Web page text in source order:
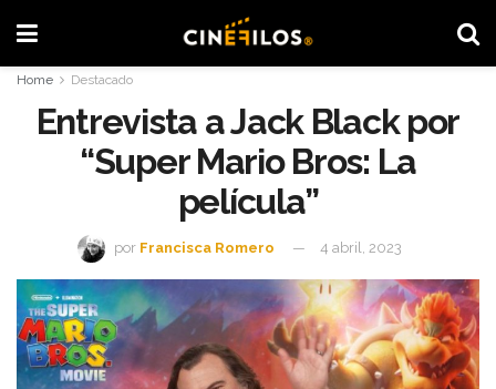
Home Destacado
Entrevista a Jack Black por
“Super Mario Bros: La
película”
por Francisca Romero 4 abril, 2023